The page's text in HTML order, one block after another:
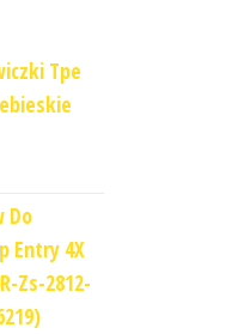
Tpe
Do
Entry 4X
Zs-2812-